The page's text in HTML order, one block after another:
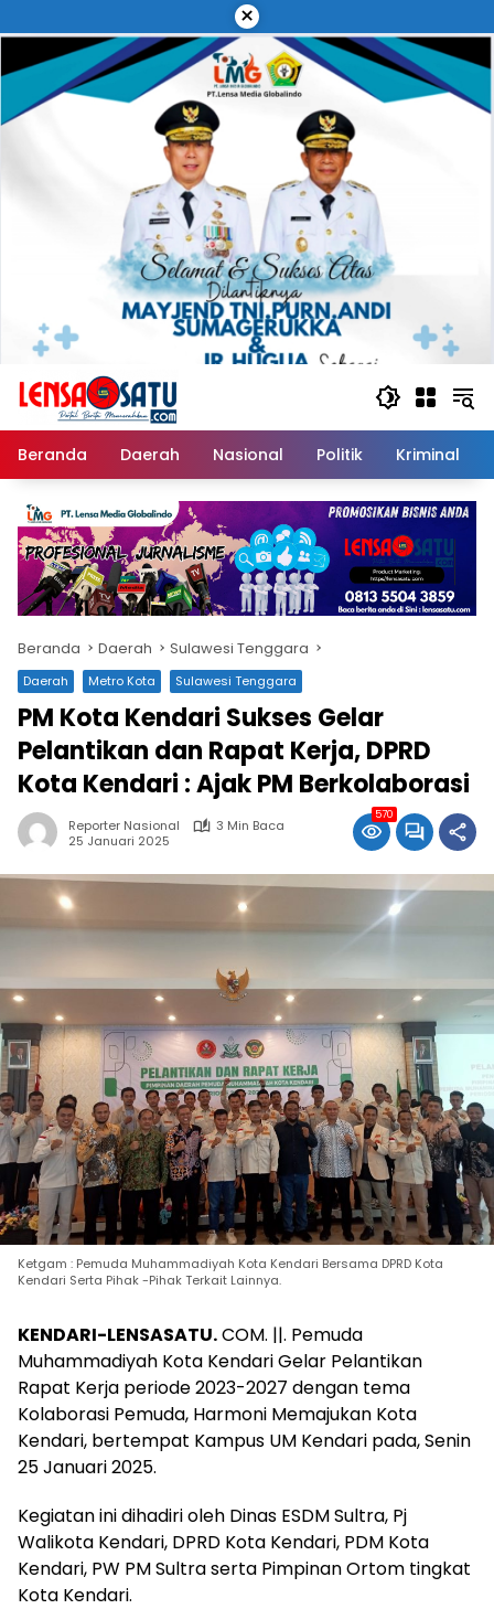
ke
konten
×
Beranda Daerah Nasional Politik Kriminal
Beranda Daerah Sulawesi Tenggara
Daerah Metro Kota Sulawesi Tenggara
PM Kota Kendari Sukses Gelar
Pelantikan dan Rapat Kerja, DPRD
Kota Kendari : Ajak PM Berkolaborasi
Reporter Nasional
3 Min Baca
25 Januari 2025
570
Ketgam : Pemuda Muhammadiyah Kota Kendari Bersama DPRD Kota
Kendari Serta Pihak -Pihak Terkait Lainnya.
KENDARI-LENSASATU.COM. ||. Pemuda
Muhammadiyah Kota Kendari Gelar Pelantikan
Rapat Kerja periode 2023-2027 dengan tema
Kolaborasi Pemuda, Harmoni Memajukan Kota
Kendari, bertempat Kampus UM Kendari pada, Senin
25 Januari 2025.
Kegiatan ini dihadiri oleh Dinas ESDM Sultra, Pj
Walikota Kendari, DPRD Kota Kendari, PDM Kota
Kendari, PW PM Sultra serta Pimpinan Ortom tingkat
Kota Kendari.